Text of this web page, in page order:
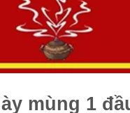
mùng 1